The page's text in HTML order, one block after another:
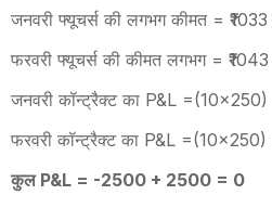
जनवरी फ्यूचर्स की लगभग कीमत = ₹1033
फरवरी फ्यूचर्स की कीमत लगभग =
जनवरी कॉन्ट्रैक्ट का P&L
फरवरी कॉन्ट्रैक्ट का P&L
कुल P&L = -2500 + 2500 = 0